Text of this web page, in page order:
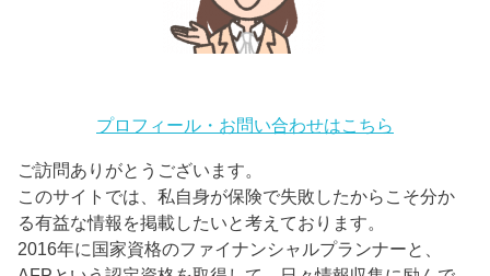
プロフィール・お問い合わせはこちら
ご訪問ありがとうございます。
このサイトでは、私自身が保険で失敗したからこそ分か
る有益な情報を掲載したいと考えております。
2016年に国家資格のファイナンシャルプランナーと、